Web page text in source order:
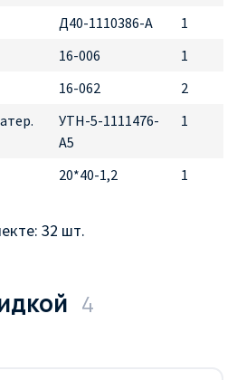
Д40-1110386-А
1
16-006
1
16-062
2
УТН-5-1111476-
А5
1
20*40-1,2 1
32 шт.
4